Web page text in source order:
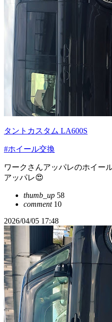
タントカスタム LA600S
#ホイール交換
ワークさんアッパレのホイー
アッパレ😍
thumb_up 58
comment10
2026/04/05 17:48